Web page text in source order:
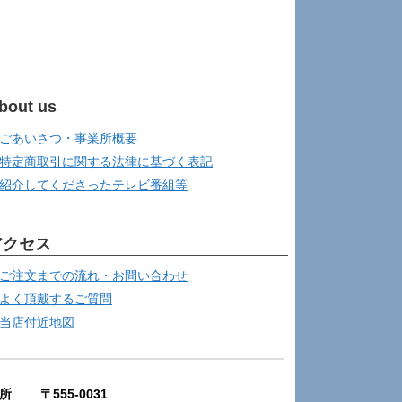
us
ごあいさつ・事業所概要
特定商取引に関する法律に基づく表記
紹介してくださったテレビ番組等
セス
ご注文までの流れ・お問い合わせ
よく頂戴するご質問
当店付近地図
所 〒555-0031